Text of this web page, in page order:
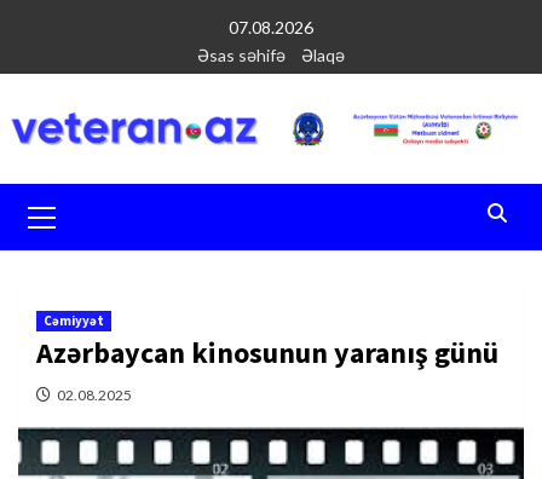
содержимому
07.08.2026
Əsas səhifə
Əlaqə
меню
Cəmiyyət
Azərbaycan kinosunun yaranış günü
02.08.2025